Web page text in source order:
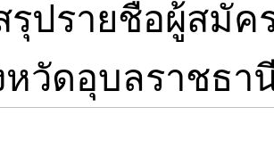
รุปรายชื่อผู้สมั
หวัดอุบลราชธา